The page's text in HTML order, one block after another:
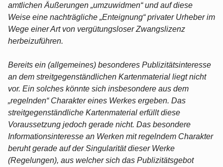
amtlichen Äußerungen „umzuwidmen“ und auf diese
Weise eine nachträgliche „Enteignung“ privater Urheber im
Wege einer Art von vergütungsloser Zwangslizenz
herbeizuführen.
Bereits ein (allgemeines) besonderes Publizitätsinteresse
an dem streitgegenständlichen Kartenmaterial liegt nicht
vor. Ein solches könnte sich insbesondere aus dem
„regelnden“ Charakter eines Werkes ergeben. Das
streitgegenständliche Kartenmaterial erfüllt diese
Voraussetzung jedoch gerade nicht. Das besondere
Informationsinteresse an Werken mit regelndem Charakter
beruht gerade auf der Singularität dieser Werke
(Regelungen), aus welcher sich das Publizitätsgebot